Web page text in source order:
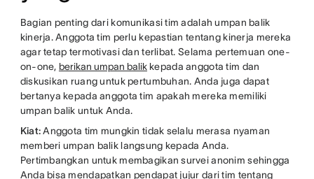
Bagian penting dari komunikasi tim adalah umpan balik
kinerja. Anggota tim perlu kepastian tentang kinerja mereka
agar tetap termotivasi dan terlibat. Selama pertemuan one-
on-one, berikan umpan balikkepada anggota tim dan
diskusikan ruang untuk pertumbuhan. Anda juga dapat
bertanya kepada anggota tim apakah mereka memiliki
umpan balik untuk Anda.
Kiat:Anggota tim mungkin tidak selalu merasa nyaman
memberi umpan balik langsung kepada Anda.
Pertimbangkan untuk membagikan survei anonim sehingga
Anda bisa mendapatkan pendapat jujur dari tim tentang